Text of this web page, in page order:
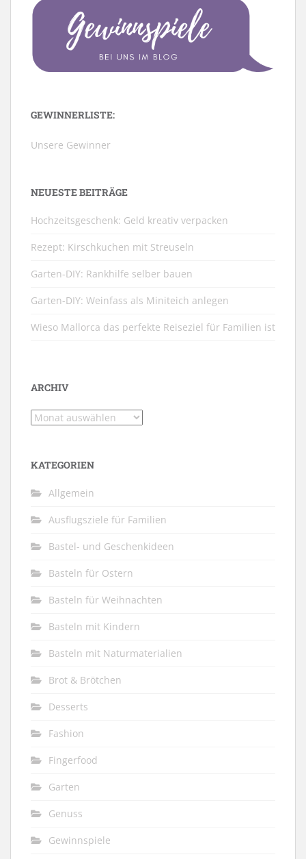
GEWINNERLISTE:
Unsere Gewinner
NEUESTE BEITRÄGE
Hochzeitsgeschenk: Geld kreativ verpacken
Rezept: Kirschkuchen mit Streuseln
Garten-DIY: Rankhilfe selber bauen
Garten-DIY: Weinfass als Miniteich anlegen
Wieso Mallorca das perfekte Reiseziel für Familien ist
ARCHIV
Archiv
KATEGORIEN
Allgemein
Ausflugsziele für Familien
Bastel- und Geschenkideen
Basteln für Ostern
Basteln für Weihnachten
Basteln mit Kindern
Basteln mit Naturmaterialien
Brot & Brötchen
Desserts
Fashion
Fingerfood
Garten
Genuss
Gewinnspiele